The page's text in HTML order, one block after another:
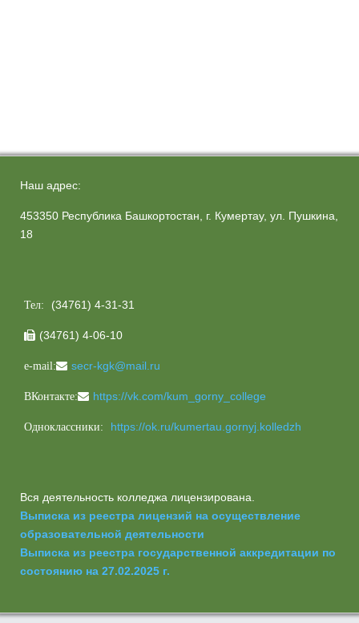
Наш адрес:
453350 Республика Башкортостан, г. Кумертау, ул. Пушкина,
18
Тел: (34761) 4-31-31
 (34761) 4-06-10
e-mail: secr-kgk@mail.ru
ВКонтакте: https://vk.com/kum_gorny_college
Одноклассники: https://ok.ru/kumertau.gornyj.kolledzh
Вся деятельность колледжа лицензирована.
Выписка из реестра лицензий на осуществление
образовательной деятельности
Выписка из реестра государственной аккредитации по
состоянию на 27.02.2025 г.